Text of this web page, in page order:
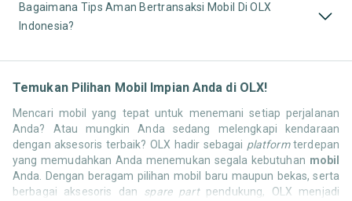
Bagaimana Tips Aman Bertransaksi Mobil Di OLX
Indonesia?
Temukan Pilihan Mobil Impian Anda di OLX!
Mencari mobil yang tepat untuk menemani setiap perjalanan
Anda? Atau mungkin Anda sedang melengkapi kendaraan
dengan aksesoris terbaik? OLX hadir sebagai platformterdepan
yang memudahkan Anda menemukan segala kebutuhan mobil
Anda. Dengan beragam pilihan mobil baru maupun bekas, serta
berbagai aksesoris dan spare partpendukung, OLX menjadi